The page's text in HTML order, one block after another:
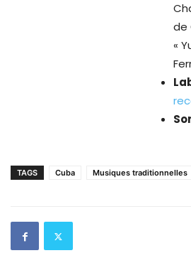
de
«
TAGS Cuba Musiques traditionnelles